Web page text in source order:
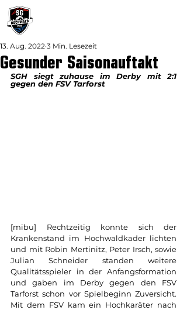
Gesunder Saisonauftakt
13. Aug. 2022 3 Min. Lesezeit
SGH siegt zuhause im Derby mit 2:1
gegen den FSV Tarforst
[mibu] Rechtzeitig konnte sich der
Krankenstand im Hochwaldkader lichten
und mit Robin Mertinitz, Peter Irsch, sowie
Julian Schneider standen weitere
Qualitätsspieler in der Anfangsformation
und gaben im Derby gegen den FSV
Tarforst schon vor Spielbeginn Zuversicht.
Mit dem FSV kam ein Hochkaräter nach